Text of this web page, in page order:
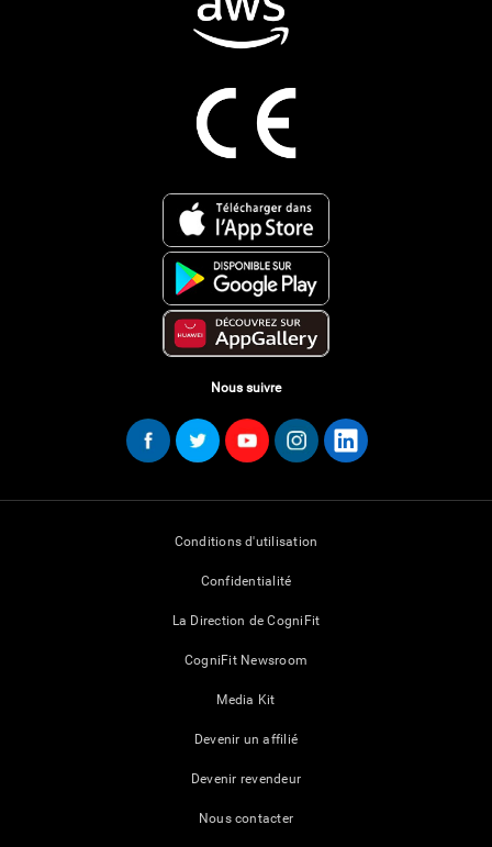
Nous suivre
Conditions d'utilisation
Confidentialité
La Direction de CogniFit
CogniFit Newsroom
Media Kit
Devenir un affilié
Devenir revendeur
Nous contacter